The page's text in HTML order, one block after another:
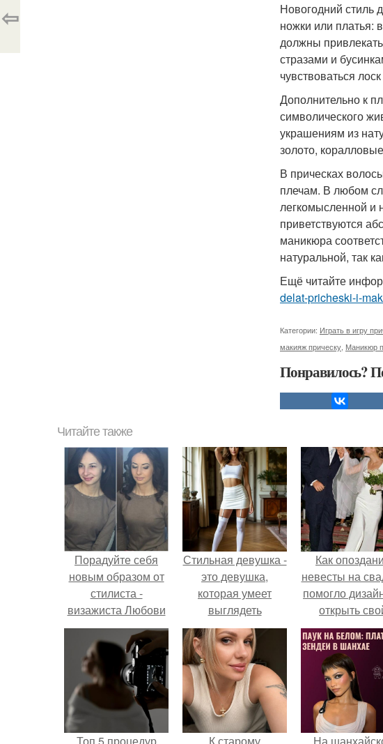
Новогодний стиль
ножки или платья:
должны
стразами и
чувствоваться
Дополнительно к
символического
украшениям из
золото,
В прическах
плечам. В любом
легкомысленной и
приветствуются
маникюра
натуральной, так
Ещё читайте
delat-pricheski-i-
Категории: Играть в игру
макияж прическу Маникюр
Понравилось?
⇦
Читайте также
Порадуйте себя
новым образом от
стилиста -
визажиста Любови
ивановой.
Стильная девушка -
это девушка,
которая умеет
выглядеть
привлекательно и
элегантно в любои
ситуации.
Как
невесты на
помогло
открыть
бренд.